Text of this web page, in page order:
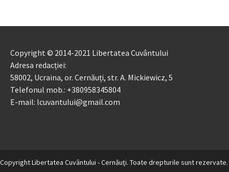
Copyright © 2014-2021 Libertatea Cuvântului
Adresa redacției:
58002, Ucraina, or. Cernăuți, str. A. Mickiewicz, 5
Telefonul mob.: +380958345804
E-mail: lcuvantului@gmail.com
Copyright Libertatea Cuvântului - Cernăuţi. Toate drepturile sunt rezervate.